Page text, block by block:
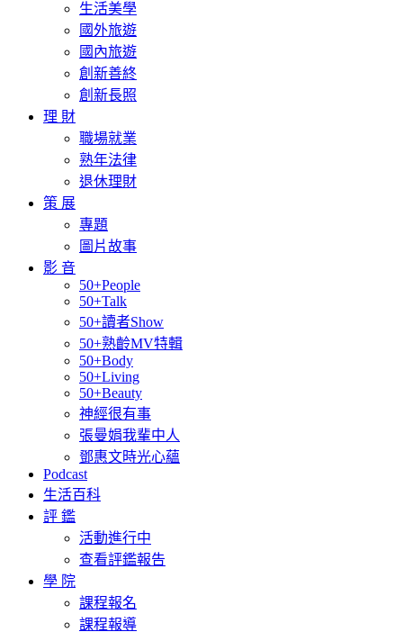
生活美學
國外旅遊
國內旅遊
創新善終
創新長照
理 財
職場就業
熟年法律
退休理財
策 展
專題
圖片故事
影 音
50+People
50+Talk
50+讀者Show
50+熟齡MV特輯
50+Body
50+Living
50+Beauty
神經很有事
張曼娟我輩中人
鄧惠文時光心蘊
Podcast
生活百科
評 鑑
活動進行中
查看評鑑報告
學 院
課程報名
課程報導